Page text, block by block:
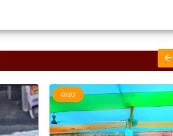
ରାଜ୍ୟ